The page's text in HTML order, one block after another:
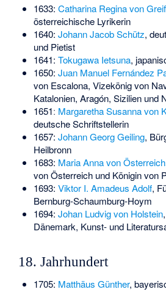
1633: Catharina Regina von
österreichische Lyrikerin
1640: Johann Jacob Schütz,
und Pietist
1641: Tokugawa Ietsuna,
1650: Juan Manuel Fernández
von Escalona, Vizekönig von
Katalonien, Aragón, Sizilien und
1651ː Margaretha Susanna von
deutsche Schriftstellerin
1657: Johann Georg Geiling,
Heilbronn
1683: Maria Anna von Österreich
von Österreich und Königin von
1693: Viktor I. Amadeus Adolf,
Bernburg-Schaumburg-Hoym
1694: Johan Ludvig von Holstein
Dänemark, Kunst- und
18. Jahrhundert
1705: Matthäus Günther,